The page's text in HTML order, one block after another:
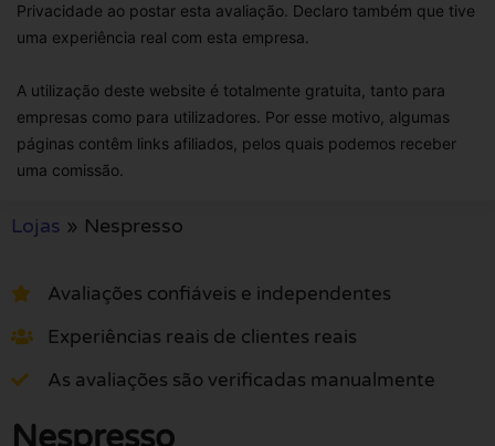
Privacidade ao postar esta avaliação. Declaro também que tive
uma experiência real com esta empresa.
A utilização deste website é totalmente gratuita, tanto para
empresas como para utilizadores. Por esse motivo, algumas
páginas contêm links afiliados, pelos quais podemos receber
uma comissão.
Lojas » Nespresso
Avaliações confiáveis e independentes
Experiências reais de clientes reais
As avaliações são verificadas manualmente
Nespresso